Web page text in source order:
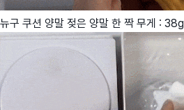
뉴구 쿠션 양말 젖은 양말 한 짝 무게 : 38g